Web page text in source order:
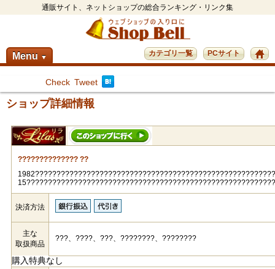
通販サイト、ネットショップの総合ランキング・リンク集
Menu ▼ PCサイト
カテゴリ一覧
Check Tweet
ショップ詳細情報
?????????????? ??
決済方法
主な
取扱商品
???、????、???、????????、????????
購入特典なし